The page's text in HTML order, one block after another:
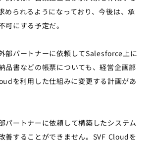
められるようになっており、今後は、承
可にする予定だ。
部パートナーに依頼してSalesforce上に
品書などの帳票についても、経営企画部
を利用した仕組みに変更する計画があ
パートナーに依頼して構築したシステム
善することができません。SVF Cloudを